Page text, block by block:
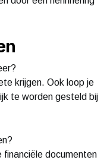
krijgen. Ook loop je
te worden gesteld bij
documenten